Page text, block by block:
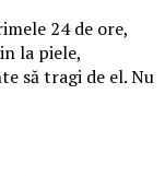
24 de ore,
la piele,
să tragi de el. Nu